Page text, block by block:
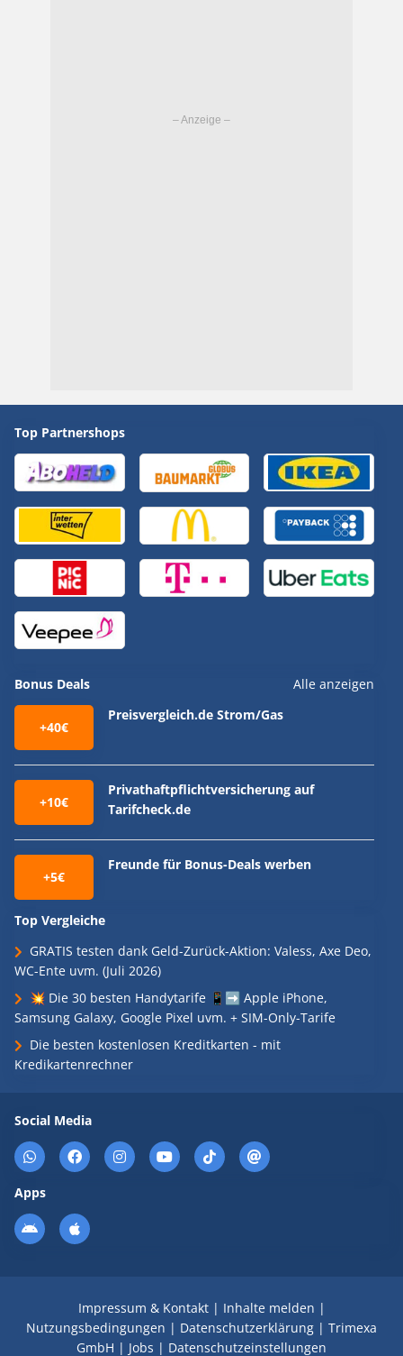
Top Partnershops
Bonus Deals Alle anzeigen
+40€
Preisvergleich.de Strom/Gas
+10€
Privathaftpflichtversicherung auf
Tarifcheck.de
+5€
Freunde für Bonus-Deals werben
Top Vergleiche
GRATIS testen dank Geld-Zurück-Aktion: Valess, Axe Deo,
WC-Ente uvm. (Juli 2026)
💥 Die 30 besten Handytarife 📱➡️ Apple iPhone,
Samsung Galaxy, Google Pixel uvm. + SIM-Only-Tarife
Die besten kostenlosen Kreditkarten - mit
Kredikartenrechner
Social Media
Apps
Impressum & Kontakt| Inhalte melden |
Nutzungsbedingungen | Datenschutzerklärung | Trimexa
GmbH | Jobs | Datenschutzeinstellungen